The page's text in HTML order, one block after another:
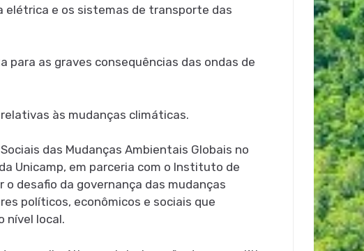
elétrica e os sistemas de transporte das
para as graves consequências das ondas de
às mudanças climáticas.
das Mudanças Ambientais Globais no
Unicamp, em parceria com o Instituto de
o desafio da governança das mudanças
políticos, econômicos e sociais que
nível local.